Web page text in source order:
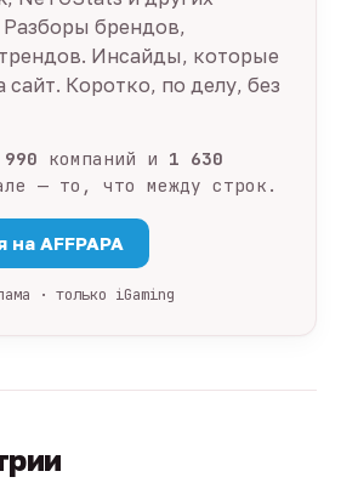
брендов,
Инсайды, которые
сайт. Коротко, по делу, без
компаний и 1 630
— то, что между строк.
AFFPAPA
· только iGaming